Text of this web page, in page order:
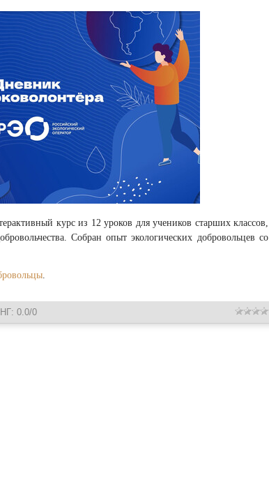
курс из 12 уроков для учеников старших классов,
Собран опыт экологических добровольцев со
: 0.0/0